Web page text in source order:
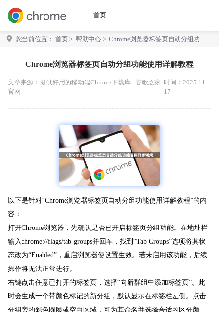
首页
您当前位置： 首页 > 帮助中心 > Chrome浏览器标签页自动分组功能
Chrome浏览器标签页自动分组功能使用详解教程
文章来源： 提供好用的移动端Chrome下载库 - 谷歌之家
官网
时间：2025-11-
17
以下是针对“Chrome浏览器标签页自动分组功能使用详解教程”的内
容：
打开Chrome浏览器，先确认是否已开启标签页分组功能。在地址栏
输入chrome://flags/tab-groups并回车，找到“Tab Groups”选项将其状
态改为“Enabled”，重启浏览器使设置生效。若未启用该功能，后续
操作将无法正常进行。
右键点击任意已打开的标签页，选择“向新群组中添加标签页”。此
时会生成一个带颜色标记的新分组，默认显示在标签栏左侧。点击
分组旁的彩色圆圈或空白区域，可为其命名并选择合适的区分颜